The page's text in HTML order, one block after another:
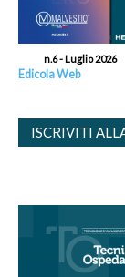
n.6 - Luglio 2026
Edicola Web
ISCRIVITI